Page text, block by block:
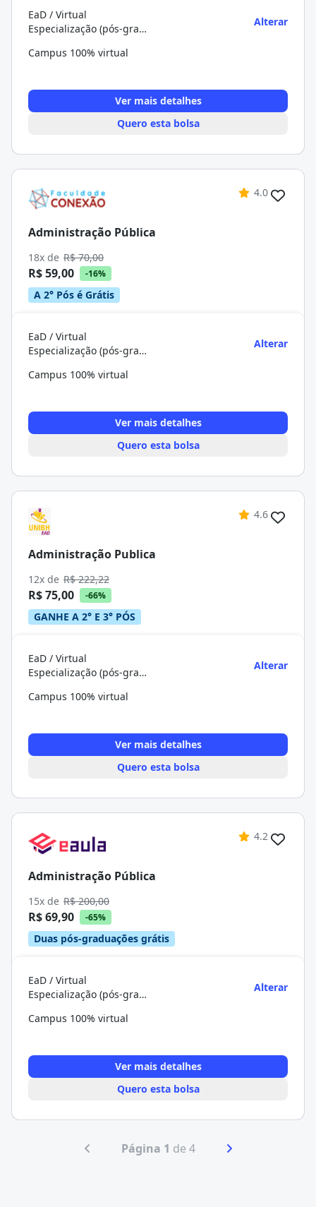
EaD / Virtual
Especialização (pós-graduação)
Alterar
Campus 100% virtual
Ver mais detalhes
Quero esta bolsa
4.0
Administração Pública
18x de R$ 70,00
R$ 59,00 -16%
A 2° Pós é Grátis
EaD / Virtual
Especialização (pós-graduação)
Alterar
Campus 100% virtual
Ver mais detalhes
Quero esta bolsa
4.6
Administração Publica
12x de R$ 222,22
R$ 75,00 -66%
GANHE A 2° E 3° PÓS
EaD / Virtual
Especialização (pós-graduação)
Alterar
Campus 100% virtual
Ver mais detalhes
Quero esta bolsa
4.2
Administração Pública
15x de R$ 200,00
R$ 69,90 -65%
Duas pós-graduações grátis
EaD / Virtual
Especialização (pós-graduação)
Alterar
Campus 100% virtual
Ver mais detalhes
Quero esta bolsa
Página 1 de 4